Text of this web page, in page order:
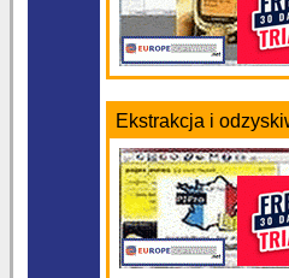
Ekstrakcja i